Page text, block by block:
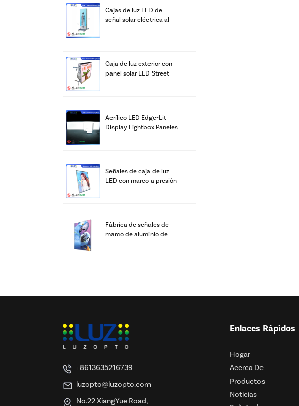
Cajas de luz LED de
señal solar eléctrica al
Caja de luz exterior con
panel solar LED Street
Acrílico LED Edge-Lit
Display Lightbox Paneles
Señales de caja de luz
LED con marco a presión
Fábrica de señales de
marco de aluminio de
+8613635216739
luzopto@luzopto.com
No.22 XiangYue Road,
Enlaces Rápidos
Hogar
Acerca De
Productos
Noticias